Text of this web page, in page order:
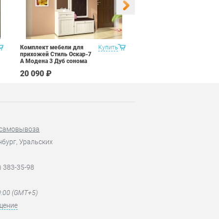
Купить
Комплект мебели для
прихожей Стиль Оскар-7
А Модена 3 Дуб сонома
20 090 ₽
Уральских
383-35-98
(GMT+5)